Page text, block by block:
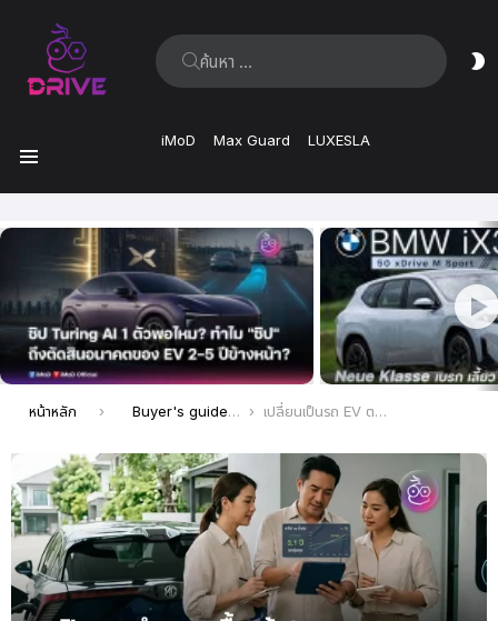
ค้นหา:
iMoD Max Guard LUXESLA
ล่าสุด
คุณอยู่ที่นี่:
หน้าหลัก Buyer's guide เปลี่ยนเป็นรถ EV ตอนนี้… กี่ปีถึงจะ “คืนทุน”? เปิดสูตรคำนวณเบื้องต้น เผื่อคิดก่อนซื้อ